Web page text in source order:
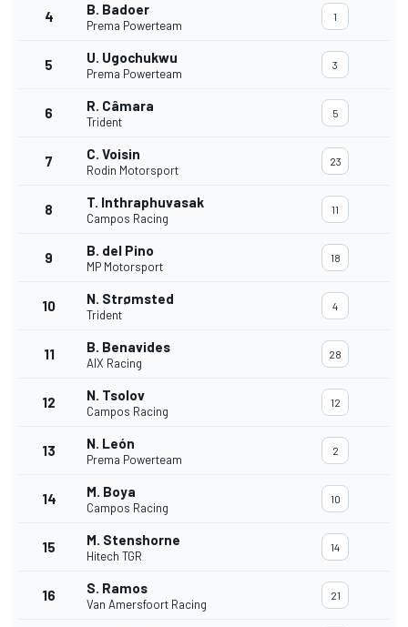
4 B. Badoer
Prema Powerteam
1
5 U. Ugochukwu
Prema Powerteam
3
6 R. Câmara
Trident
5
7 C. Voisin
Rodin Motorsport
23
8 T. Inthraphuvasak
Campos Racing
11
9 B. del Pino
MP Motorsport
18
10 N. Strømsted
Trident
4
11 B. Benavides
AIX Racing
28
12 N. Tsolov
Campos Racing
12
13 N. León
Prema Powerteam
2
14 M. Boya
Campos Racing
10
15 M. Stenshorne
Hitech TGR
14
16 S. Ramos
Van Amersfoort Racing
21